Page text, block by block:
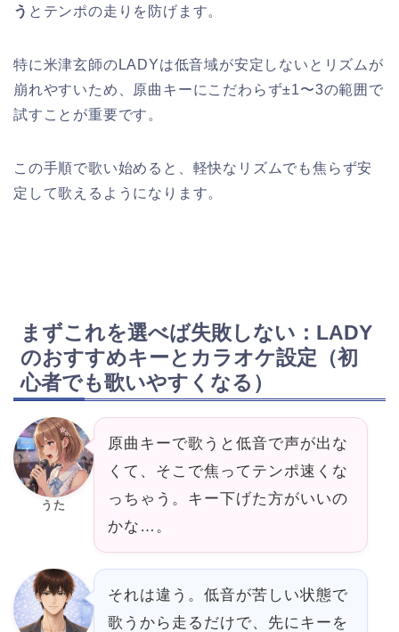
う とテンポの走りを防げます。
特に米津玄師のLADYは低音域が安定しないとリズムが
崩れやすいため、原曲キーにこだわらず±1〜3の範囲で
試すことが重要です。
この手順で歌い始めると、軽快なリズムでも焦らず安
定して歌えるようになります。
まずこれを選べば失敗しない：LADY
のおすすめキーとカラオケ設定（初
心者でも歌いやすくなる）
うた
原曲キーで歌うと低音で声が出な
くて、そこで焦ってテンポ速くな
っちゃう。キー下げた方がいいの
かな…。
それは違う。低音が苦しい状態で
歌うから走るだけで、先にキーを